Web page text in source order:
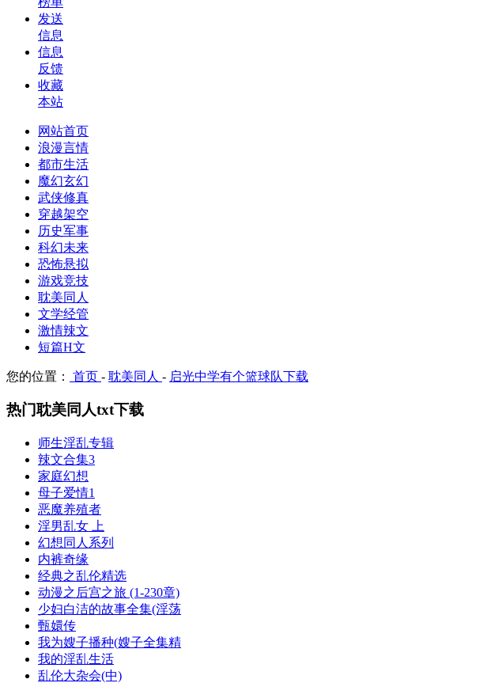
发送
信息
信息
反馈
收藏
本站
网站首页
浪漫言情
都市生活
魔幻玄幻
武侠修真
穿越架空
历史军事
科幻未来
恐怖悬拟
游戏竞技
耽美同人
文学经管
激情辣文
短篇H文
您的位置： 首页 - 耽美同人 - 启光中学有个篮球队下载
热门耽美同人txt下载
师生淫乱专辑
辣文合集3
家庭幻想
母子爱情1
恶魔养殖者
淫男乱女 上
幻想同人系列
内裤奇缘
经典之乱伦精选
动漫之后宫之旅 (1-230章)
少妇白洁的故事全集(淫荡
甄嬛传
我为嫂子播种(嫂子全集精
我的淫乱生活
乱伦大杂会(中)